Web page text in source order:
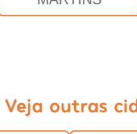
Veja outras